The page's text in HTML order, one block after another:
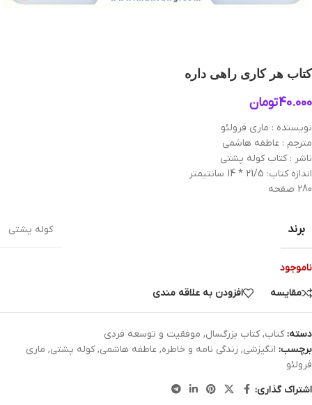
کتاب هر کاری راهی داره
40.000تومان
نویسنده : ماری فرولئو
مترجم : عاطفه هاشمی
ناشر : کتاب کوله پشتی
اندازه کتاب: 21/5 * 14 سانتیمتر
280 صفحه
برند کوله پشتی
ناموجود
مقایسه
افزودن به علاقه مندی
دسته: کتاب, کتاب بزرگسال, موفقیت و توسعه فردی
برچسب: انگیزشی, زندگی نامه و خاطره, عاطفه هاشمی, کوله پشتی, ماری
فرولئو
اشتراک گذاری: